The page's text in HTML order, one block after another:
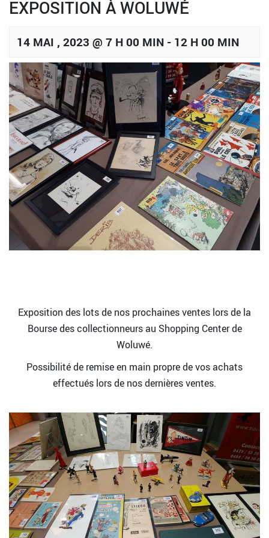
EXPOSITION À WOLUWÉ
14 MAI , 2023 @ 7 H 00 MIN - 12 H 00 MIN
Exposition des lots de nos prochaines ventes lors de la
Bourse des collectionneurs au Shopping Center de
Woluwé.
Possibilité de remise en main propre de vos achats
effectués lors de nos dernières ventes.